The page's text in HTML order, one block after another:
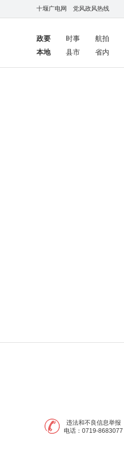
十堰广电网 党风政风热线
政要 时事 航拍
本地
县市 省内
违法和不良信息举报
电话：0719-8683077